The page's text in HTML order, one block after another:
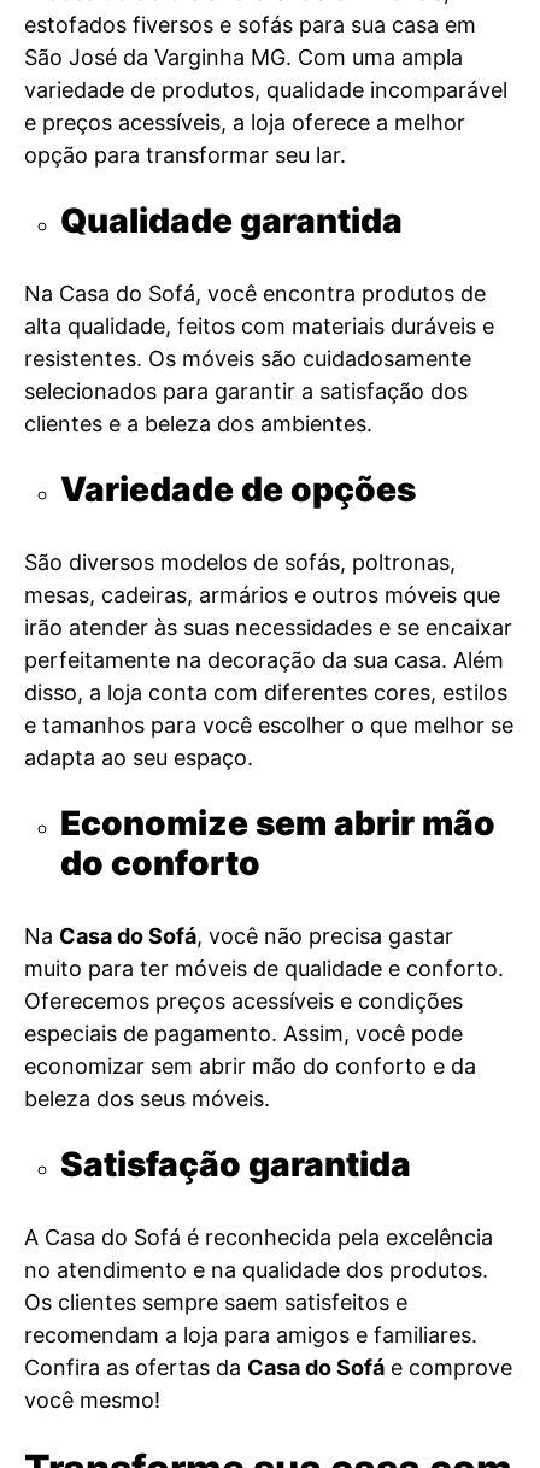
estofados fiversos e sofás para sua casa em
São José da Varginha MG. Com uma ampla
variedade de produtos, qualidade incomparável
e preços acessíveis, a loja oferece a melhor
opção para transformar seu lar.
Qualidade garantida
Na Casa do Sofá, você encontra produtos de
alta qualidade, feitos com materiais duráveis e
resistentes. Os móveis são cuidadosamente
selecionados para garantir a satisfação dos
clientes e a beleza dos ambientes.
Variedade de opções
São diversos modelos de sofás, poltronas,
mesas, cadeiras, armários e outros móveis que
irão atender às suas necessidades e se encaixar
perfeitamente na decoração da sua casa. Além
disso, a loja conta com diferentes cores, estilos
e tamanhos para você escolher o que melhor se
adapta ao seu espaço.
Economize sem abrir mão
do conforto
Na Casa do Sofá, você não precisa gastar
muito para ter móveis de qualidade e conforto.
Oferecemos preços acessíveis e condições
especiais de pagamento. Assim, você pode
economizar sem abrir mão do conforto e da
beleza dos seus móveis.
Satisfação garantida
A Casa do Sofá é reconhecida pela excelência
no atendimento e na qualidade dos produtos.
Os clientes sempre saem satisfeitos e
recomendam a loja para amigos e familiares.
Confira as ofertas da Casa do Sofá e comprove
você mesmo!